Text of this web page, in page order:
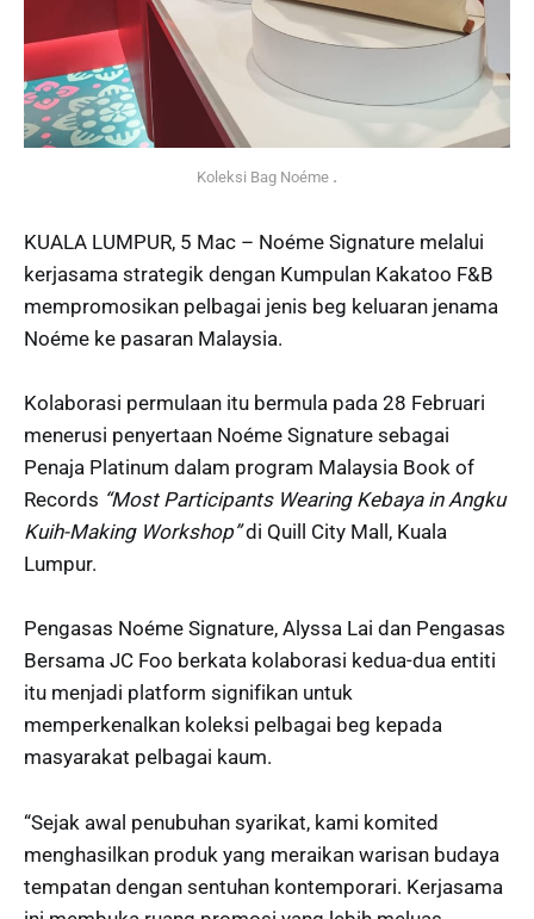
Koleksi Bag Noéme .
KUALA LUMPUR, 5 Mac – Noéme Signature melalui
kerjasama strategik dengan Kumpulan Kakatoo F&B
mempromosikan pelbagai jenis beg keluaran jenama
Noéme ke pasaran Malaysia.
Kolaborasi permulaan itu bermula pada 28 Februari
menerusi penyertaan Noéme Signature sebagai
Penaja Platinum dalam program Malaysia Book of
Records “Most Participants Wearing Kebaya in Angku
Kuih-Making Workshop”di Quill City Mall, Kuala
Lumpur.
Pengasas Noéme Signature, Alyssa Lai dan Pengasas
Bersama JC Foo berkata kolaborasi kedua-dua entiti
itu menjadi platform signifikan untuk
memperkenalkan koleksi pelbagai beg kepada
masyarakat pelbagai kaum.
“Sejak awal penubuhan syarikat, kami komited
menghasilkan produk yang meraikan warisan budaya
tempatan dengan sentuhan kontemporari. Kerjasama